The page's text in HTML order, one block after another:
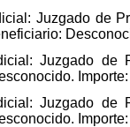
Juzgado de
Juzgado de
Juzgado de